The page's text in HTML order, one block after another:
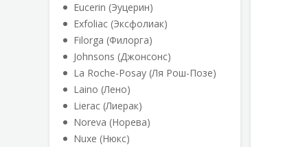
Eucerin (Эуцерин)
Exfoliac (Эксфолиак)
Filorga (Филорга)
Johnsons (Джонсонс)
La Roche-Posay (Ля Рош-Позе)
Laino (Лено)
Lierac (Лиерак)
Noreva (Норева)
Nuxe (Нюкс)